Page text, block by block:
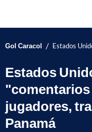
Gol Caracol / Estados
Estados
jugadores,
Panamá